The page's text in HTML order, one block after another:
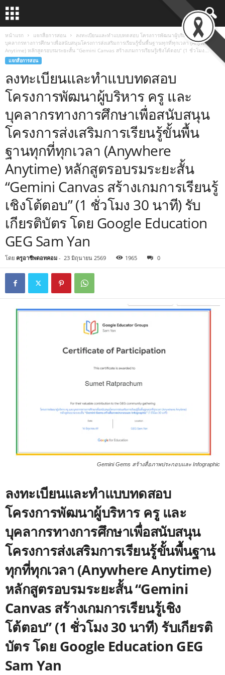
หน้าแรก แจกสื่อการสอน
ลงทะเบียนและทำแบบทดสอบ โครงการพัฒนาผู้บริหาร ครู และ
บุคลากรทางการศึกษาเพื่อสนับสนุนโครงการส่งเสริมการเรียนรู้ขั้นพื้นฐานทุกที่ทุกเวลา (Anywhere
Anytime) หลักสูตรอบรมระยะสั้น “Gemini Canvas สร้างเกมการเรียนรู้เชิงโต้ตอบ” (1 ชั่วโมง...
แจกสื่อการสอน
ลงทะเบียนและทำแบบทดสอบ
โครงการพัฒนาผู้บริหาร ครู และ
บุคลากรทางการศึกษาเพื่อสนับสนุน
โครงการส่งเสริมการเรียนรู้ขั้นพื้น
ฐานทุกที่ทุกเวลา (Anywhere
Anytime) หลักสูตรอบรมระยะสั้น
“Gemini Canvas สร้างเกมการเรียนรู้
เชิงโต้ตอบ” (1 ชั่วโมง 30 นาที) รับ
เกียรติบัตร โดย Google Education
GEG Sam Yan
โดย ครูอาชีพดอทคอม - 23 มิถุนายน 2569 1965 0
Gemini Gems สร้างสื่อภาพประกอบและ Infographic
ลงทะเบียนและทำแบบทดสอบ
โครงการพัฒนาผู้บริหาร ครู และ
บุคลากรทางการศึกษาเพื่อสนับสนุน
โครงการส่งเสริมการเรียนรู้ขั้นพื้นฐาน
ทุกที่ทุกเวลา (Anywhere Anytime)
หลักสูตรอบรมระยะสั้น “Gemini
Canvas สร้างเกมการเรียนรู้เชิง
โต้ตอบ” (1 ชั่วโมง 30 นาที) รับเกียรติ
บัตร โดย Google Education GEG
Sam Yan